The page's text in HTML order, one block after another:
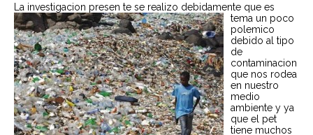
La investigacion presen te se realizo debidamente que es
tema un poco
polemico
debido al tipo
de
contaminacion
que nos rodea
en nuestro
medio
ambiente y ya
que el pet
tiene muchos